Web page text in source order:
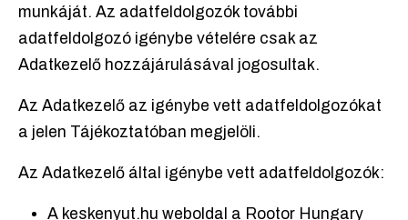
munkáját. Az adatfeldolgozók további
adatfeldolgozó igénybe vételére csak az
Adatkezelő hozzájárulásával jogosultak.
Az Adatkezelő az igénybe vett adatfeldolgozókat
a jelen Tájékoztatóban megjelöli.
Az Adatkezelő által igénybe vett adatfeldolgozók:
A keskenyut.hu weboldal a Rootor Hungary